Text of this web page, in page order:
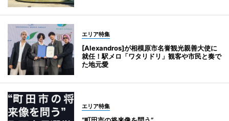
エリア特集
[Alexandros]が相模原市名誉観光親善大使に
就任！駅メロ「ワタリドリ」観客や市民と奏で
た地元愛
エリア特集